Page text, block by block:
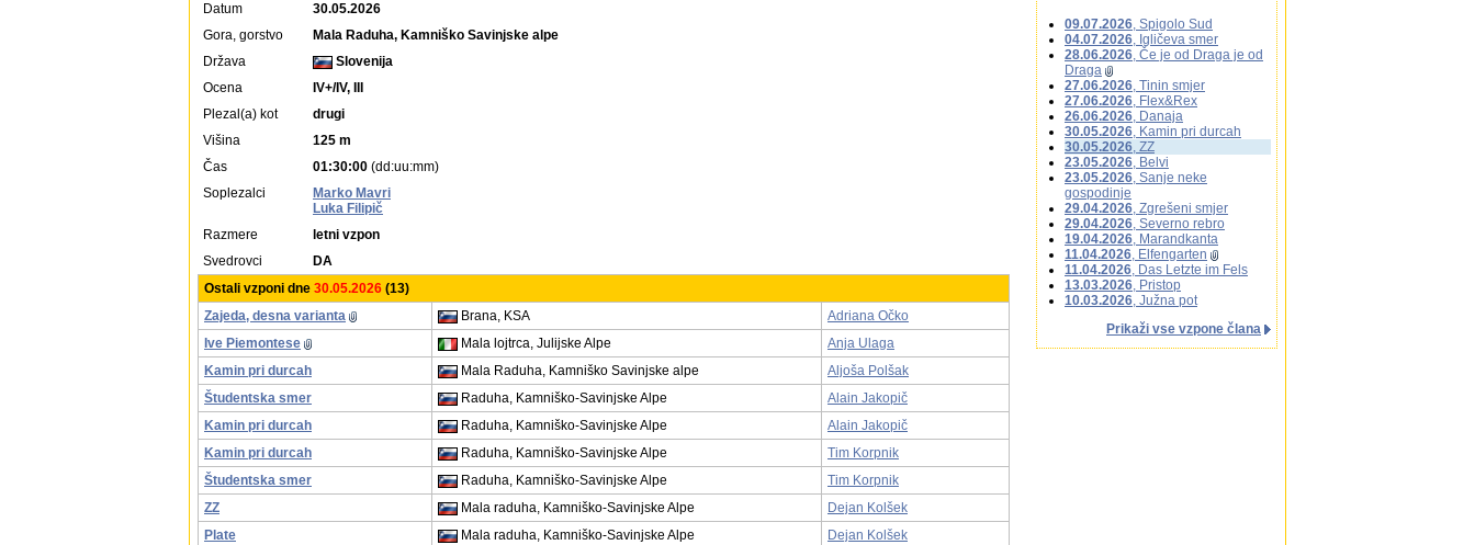
Datum
30.05.2026
Gora, gorstvo
Mala Raduha, Kamniško Savinjske alpe
Država
Slovenija
Ocena
IV+/IV, III
Plezal(a) kot
drugi
Višina
125 m
Čas
01:30:00 (dd:uu:mm)
Soplezalci
Marko Mavri
Luka Filipič
Razmere
letni vzpon
Svedrovci
DA
Ostali vzponi dne 30.05.2026 (13)
Zajeda, desna varianta
Brana, KSA
Adriana Očko
Ive Piemontese
Mala lojtrca, Julijske Alpe
Anja Ulaga
Kamin pri durcah
Mala Raduha, Kamniško Savinjske alpe
Aljoša Polšak
Študentska smer
Raduha, Kamniško-Savinjske Alpe
Alain Jakopič
Kamin pri durcah
Raduha, Kamniško-Savinjske Alpe
Alain Jakopič
Kamin pri durcah
Raduha, Kamniško-Savinjske Alpe
Tim Korpnik
Študentska smer
Raduha, Kamniško-Savinjske Alpe
Tim Korpnik
ZZ
Mala raduha, Kamniško-Savinjske Alpe
Dejan Kolšek
Plate
Mala raduha, Kamniško-Savinjske Alpe Dejan Kolšek
09.07.2026, Spigolo Sud
04.07.2026, Igličeva smer
28.06.2026, Če je od Draga je od
Draga
27.06.2026, Tinin smjer
27.06.2026, Flex&Rex
26.06.2026, Danaja
30.05.2026, Kamin pri durcah
30.05.2026, ZZ
23.05.2026, Belvi
23.05.2026, Sanje neke
gospodinje
29.04.2026, Zgrešeni smjer
29.04.2026, Severno rebro
19.04.2026, Marandkanta
11.04.2026, Elfengarten
11.04.2026, Das Letzte im Fels
13.03.2026, Pristop
10.03.2026, Južna pot
Prikaži vse vzpone člana